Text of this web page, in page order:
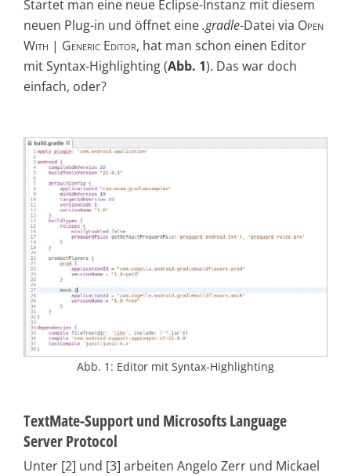
Startet man eine neue Eclipse-Instanz mit diesem
neuen Plug-in und öffnet eine.gradle-Datei via Open
With | Generic Editor, hat man schon einen Editor
mit Syntax-Highlighting (Abb. 1). Das war doch
einfach, oder?
Abb. 1: Editor mit Syntax-Highlighting
TextMate-Support und Microsofts Language
Server Protocol
Unter [2] und [3] arbeiten Angelo Zerr und Mickael